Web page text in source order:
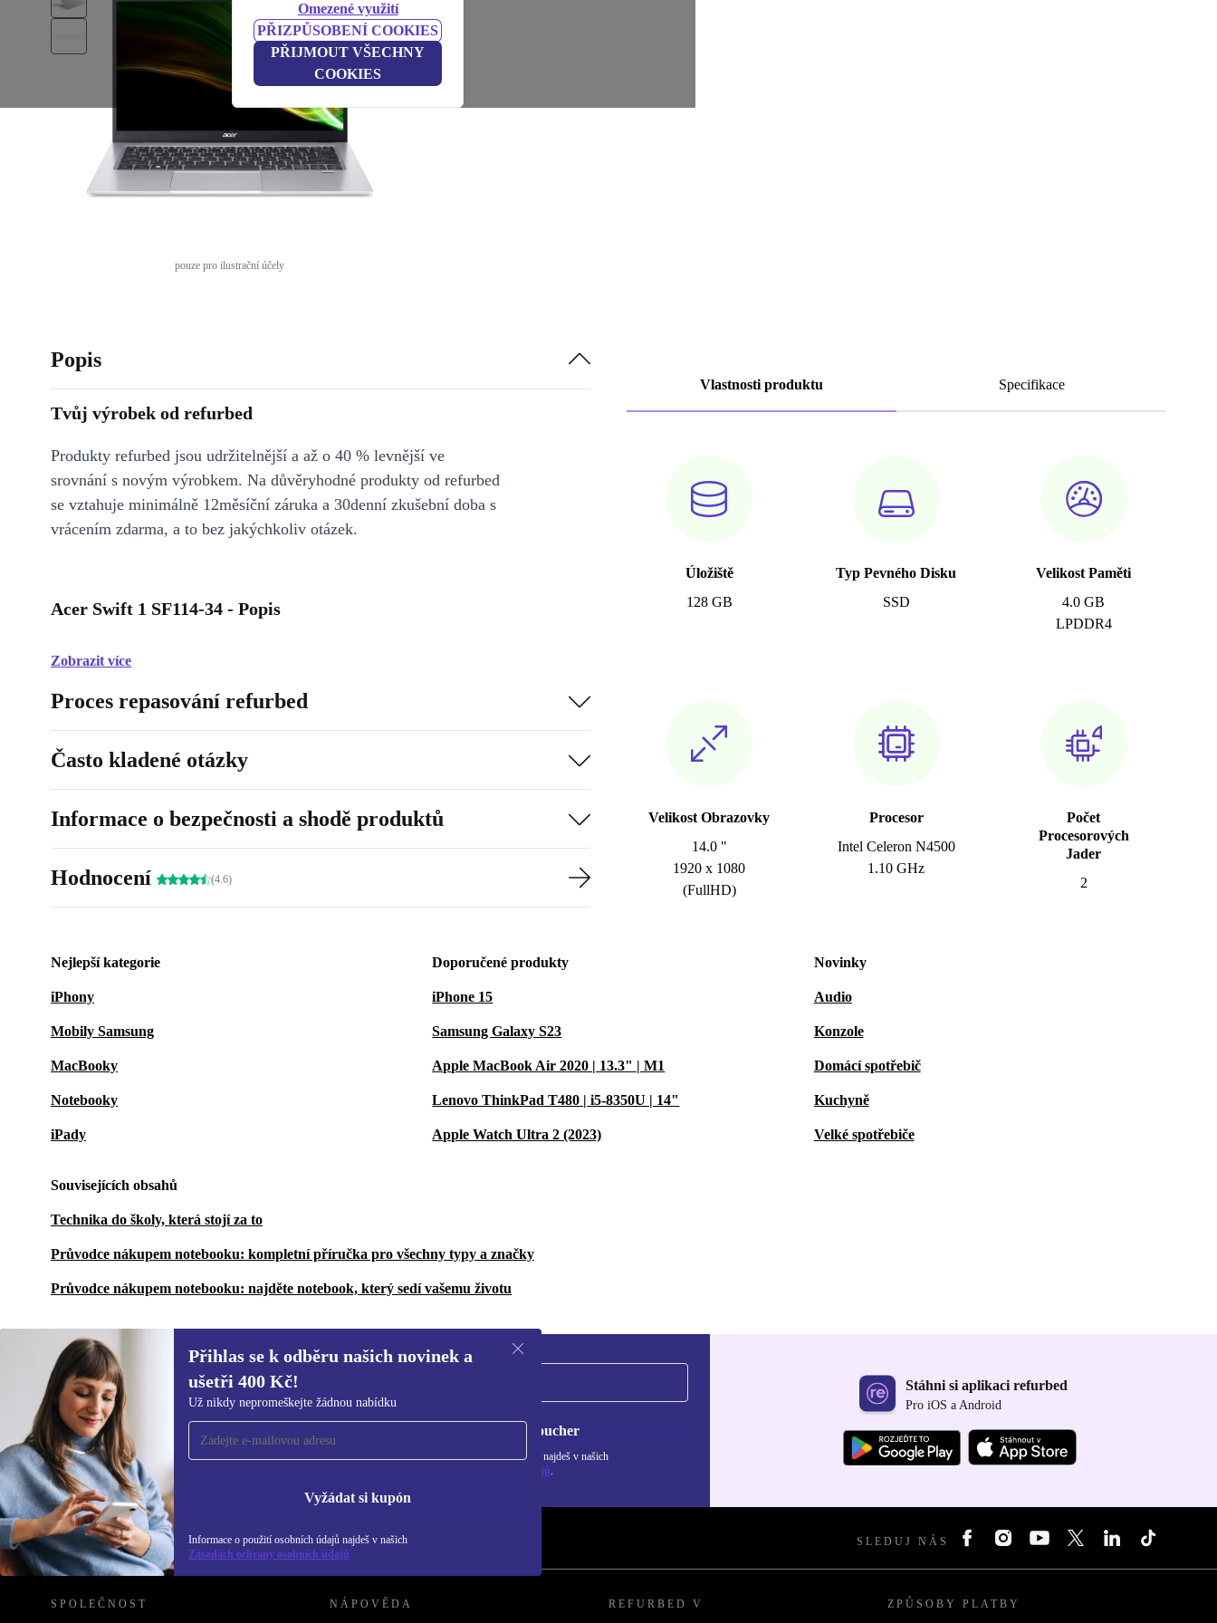
Omezené využití
PŘIZPŮSOBENÍ COOKIES
PŘIJMOUT VŠECHNY
COOKIES
pouze pro ilustrační účely
Vlastnosti produktu Specifikace
Úložiště
128 GB
Typ Pevného Disku
SSD
Velikost Paměti
4.0 GB
LPDDR4
Velikost Obrazovky
14.0 "
1920 x 1080
(FullHD)
Procesor
Intel Celeron N4500
1.10 GHz
Počet
Procesorových
Jader
2
Popis
Tvůj výrobek od refurbed
Produkty refurbed jsou udržitelnější a až o 40 % levnější ve
srovnání s novým výrobkem. Na důvěryhodné produkty od refurbed
se vztahuje minimálně 12měsíční záruka a 30denní zkušební doba s
vrácením zdarma, a to bez jakýchkoliv otázek.
Acer Swift 1 SF114-34 - Popis
Zobrazit více
Proces repasování refurbed
Často kladené otázky
Informace o bezpečnosti a shodě produktů
Hodnocení (4.6)
Nejlepší kategorie
iPhony
Mobily Samsung
MacBooky
Notebooky
iPady
Doporučené produkty
iPhone 15
Samsung Galaxy S23
Apple MacBook Air 2020 | 13.3" | M1
Lenovo ThinkPad T480 | i5-8350U | 14"
Apple Watch Ultra 2 (2023)
Novinky
Audio
Konzole
Domácí spotřebič
Kuchyně
Velké spotřebiče
Souvisejících obsahů
Technika do školy, která stojí za to
Průvodce nákupem notebooku: kompletní příručka pro všechny typy a značky
Průvodce nákupem notebooku: najděte notebook, který sedí vašemu životu
Přihlas se k odběru našich novinek a
ušetři 400 Kč!
Už nikdy nepromeškejte žádnou nabídku
Vyžádat si kupón
Informace o použití osobních údajů najdeš v našich
Zásadách ochrany osobních údajů
Přihlas se k odběru našich novinek a
ušetři 400 Kč!
Už nikdy nepromeškej žádnou nabídku.
Chci voucher
Informace o použití osobních údajů najdeš v našich
Zásadách ochrany osobních údajů.
Stáhni si aplikaci refurbed
Pro iOS a Android
REFURBED ČESKO - RETHINK NEW. SLEDUJ NÁS
SPOLEČNOST NÁPOVĚDA REFURBED V ZPŮSOBY PLATBY